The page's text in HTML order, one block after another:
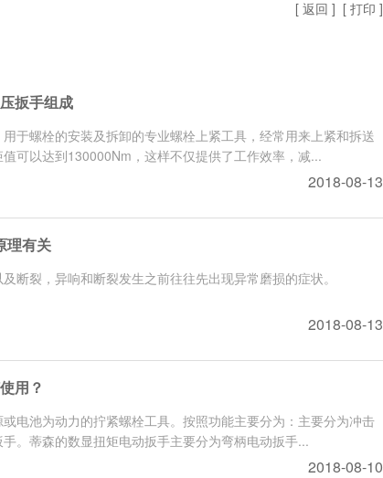
[ 返回 ] [ 打印 ]
扳手组成
于螺栓的安装及拆卸的专业螺栓上紧工具，经常用来上紧和拆送
可以达到130000Nm，这样不仅提供了工作效率，减...
2018-08-13
理有关
断裂，异响和断裂发生之前往往先出现异常磨损的症状。
2018-08-13
用？
电池为动力的拧紧螺栓工具。按照功能主要分为：主要分为冲击
。蒂森的数显扭矩电动扳手主要分为弯柄电动扳手...
2018-08-10